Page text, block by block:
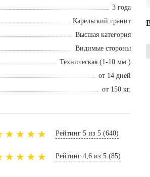
3 года
Карельский гранит
Высшая категория
Видимые стороны
Техническая (1-10 мм.)
от 14 дней
от 150 кг.
Рейтинг 5 из 5 (640)
Рейтинг 4,6 из 5 (85)